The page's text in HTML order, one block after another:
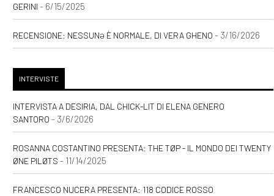
GERINI - 6/15/2025
RECENSIONE: NESSUNƏ È NORMALE, DI VERA GHENO - 3/16/2026
INTERVISTE
INTERVISTA A DESIRIA, DAL CHICK-LIT DI ELENA GENERO
SANTORO - 3/6/2026
ROSANNA COSTANTINO PRESENTA: THE TØP - IL MONDO DEI TWENTY
ØNE PILØTS - 11/14/2025
FRANCESCO NUCERA PRESENTA: 118 CODICE ROSSO